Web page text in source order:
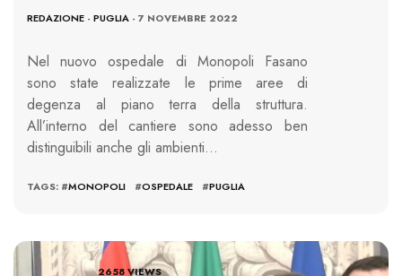
REDAZIONE - PUGLIA - 7 NOVEMBRE 2022
Nel nuovo ospedale di Monopoli Fasano
sono state realizzate le prime aree di
degenza al piano terra della struttura.
All’interno del cantiere sono adesso ben
distinguibili anche gli ambienti…
TAGS: #MONOPOLI #OSPEDALE #PUGLIA
2658 VIEWS